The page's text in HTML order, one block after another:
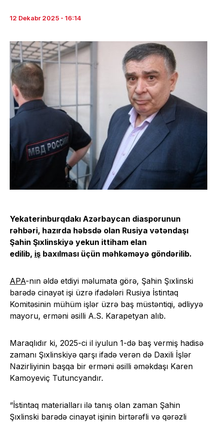
12 Dekabr 2025 - 16:14
Yekaterinburqdakı Azərbaycan diasporunun
rəhbəri, hazırda həbsdə olan Rusiya vətəndaşı
Şahin Şıxlinskiyə yekun ittiham elan
edilib, iş baxılması üçün məhkəməyə göndərilib.
APA-nın əldə etdiyi məlumata görə, Şahin Şıxlinski
barədə cinayət işi üzrə ifadələri Rusiya İstintaq
Komitəsinin mühüm işlər üzrə baş müstəntiqi, ədliyyə
mayoru, erməni əsilli A.S. Karapetyan alıb.
Maraqlıdır ki, 2025-ci il iyulun 1-də baş vermiş hadisə
zamanı Şıxlinskiyə qarşı ifadə verən də Daxili İşlər
Nazirliyinin başqa bir erməni əsilli əməkdaşı Karen
Kamoyeviç Tutuncyandır.
“İstintaq materialları ilə tanış olan zaman Şahin
Şıxlinski barədə cinayət işinin birtərəfli və qərəzli